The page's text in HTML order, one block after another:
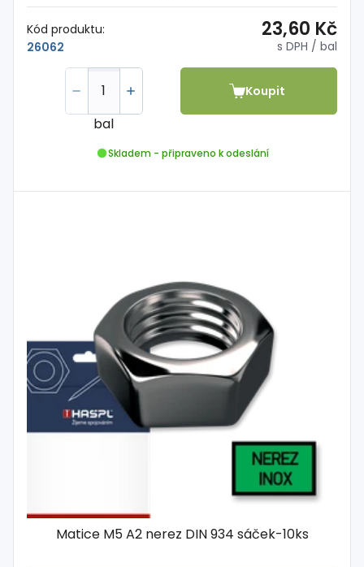
Kód produktu:
26062
23,60 Kč
s DPH / bal
bal
Koupit
Skladem - připraveno k odeslání
Matice M5 A2 nerez DIN 934 sáček-10ks